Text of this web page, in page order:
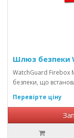
Шлюз безпеки
WatchGuard Firebox
безпеки, що
Перевірте ціну